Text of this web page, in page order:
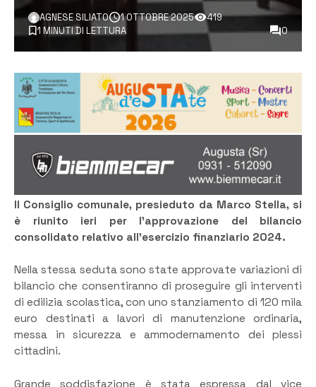
AGNESE SILIATO 1 OTTOBRE 2025
419
1 MINUTI DI LETTURA
0
Il Consiglio comunale, presieduto da Marco Stella, si
è riunito ieri per l’approvazione del bilancio
consolidato relativo all’esercizio finanziario 2024.
Nella stessa seduta sono state approvate variazioni di
bilancio che consentiranno di proseguire gli interventi
di edilizia scolastica, con uno stanziamento di 120 mila
euro destinati a lavori di manutenzione ordinaria,
messa in sicurezza e ammodernamento dei plessi
cittadini.
Grande soddisfazione è stata espressa dal vice